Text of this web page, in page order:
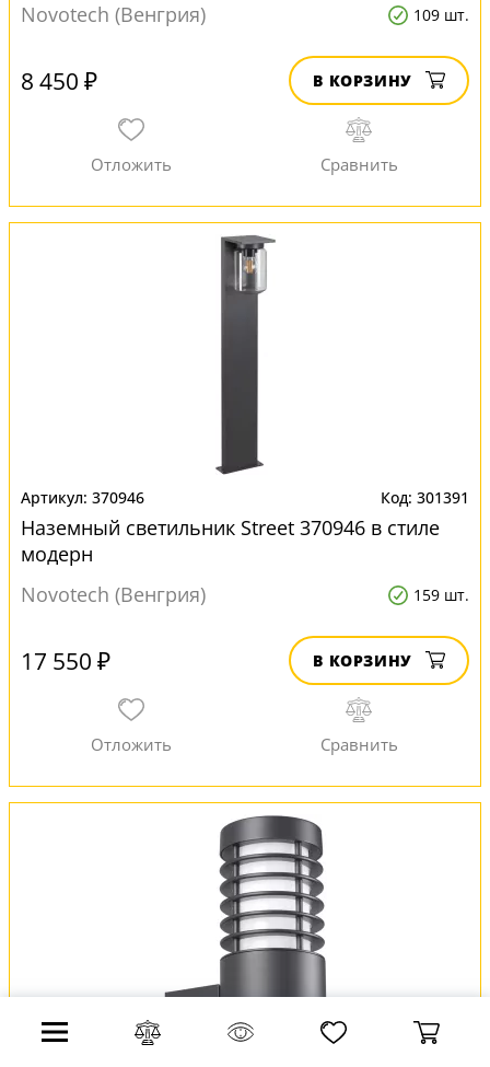
Novotech (Венгрия)
109 шт.
8 450 ₽ В КОРЗИНУ
370946 301391
Наземный светильник Street 370946 в стиле
модерн
Novotech (Венгрия)
159 шт.
17 550 ₽ В КОРЗИНУ